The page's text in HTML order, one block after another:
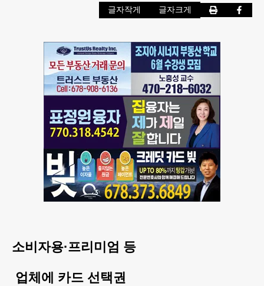
글자작게 글자크게
소비자용·프리미엄 등
업체에 카드 선택권